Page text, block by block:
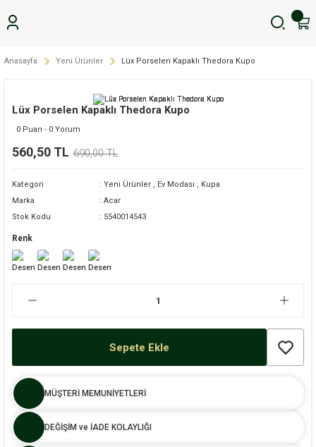
Anasayfa Yeni Ürünler Lüx Porselen Kapaklı Thedora Kupo
Lüx Porselen Kapaklı Thedora Kupo
0 Puan - 0 Yorum
560,50 TL 690,00 TL
Kategori Yeni Ürünler , Ev Modası , Kupa
Marka
Acar
Stok Kodu
5540014543
Renk
Sepete Ekle
MÜŞTERİ MEMUNİYETLERİ
DEĞİŞİM ve İADE KOLAYLIĞI